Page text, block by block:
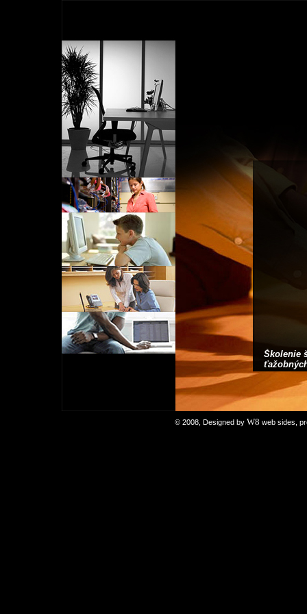
© 2008, Designed by W8 web sides,
Školenie